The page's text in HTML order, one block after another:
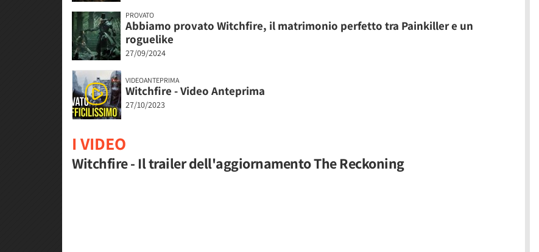
PROVATO
Abbiamo provato Witchfire, il matrimonio perfetto tra Painkiller e un
roguelike
27/09/2024
VIDEOANTEPRIMA
Witchfire - Video Anteprima
27/10/2023
I VIDEO
Witchfire - Il trailer dell'aggiornamento The Reckoning